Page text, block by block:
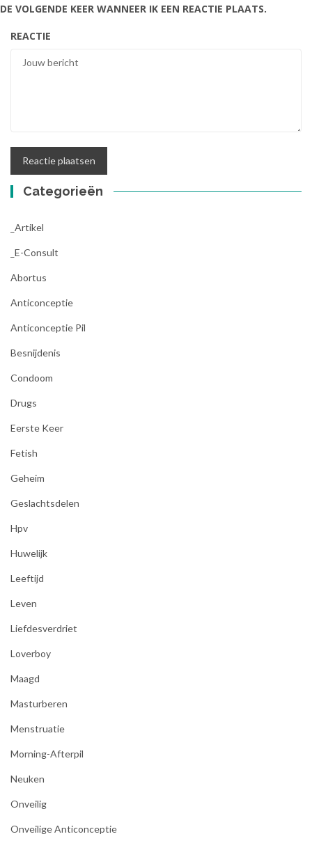
DE VOLGENDE KEER WANNEER IK EEN REACTIE PLAATS.
REACTIE
Categorieën
_Artikel
_E-Consult
Abortus
Anticonceptie
Anticonceptie Pil
Besnijdenis
Condoom
Drugs
Eerste Keer
Fetish
Geheim
Geslachtsdelen
Hpv
Huwelijk
Leeftijd
Leven
Liefdesverdriet
Loverboy
Maagd
Masturberen
Menstruatie
Morning-Afterpil
Neuken
Onveilig
Onveilige Anticonceptie